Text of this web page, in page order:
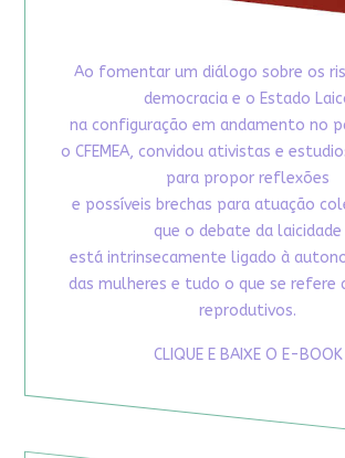
Ao fomentar um diálogo sobre os
democracia e o Estado
na configuração em andamento no
o CFEMEA, convidou ativistas e
para propor reflexões
e possíveis brechas para atuação
que o debate da laicidade
está intrinsecamente ligado à
das mulheres e tudo o que se refere
reprodutivos.
CLIQUE E BAIXE O E-BOOK